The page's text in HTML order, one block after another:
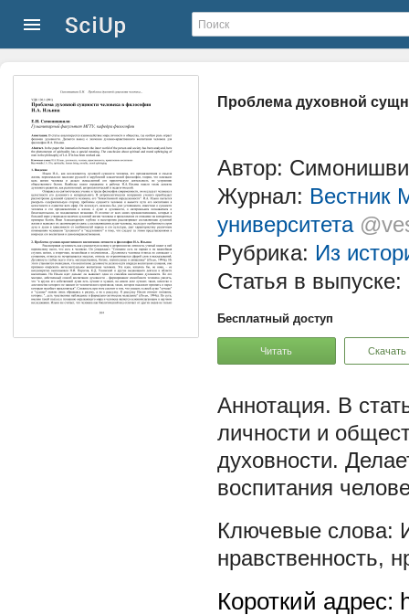
Проблема духовной
Автор:
Журнал: Вестник
университета
Рубрика: Из
Статья в выпуске:
Бесплатный доступ
Читать Скачать
В
личности и
духовности.
воспитания
нравственность,
Короткий адрес: